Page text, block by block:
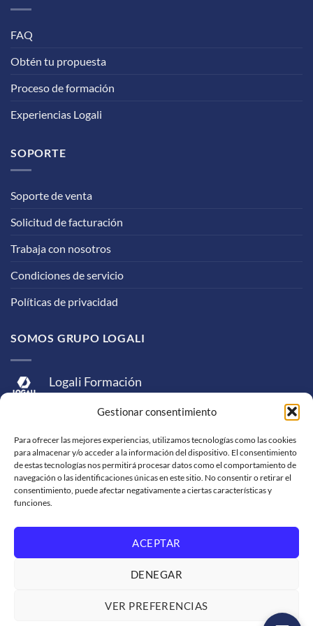
Gestionar consentimiento
Para ofrecer las mejores experiencias, utilizamos tecnologías como las cookies
para almacenar y/o acceder a la información del dispositivo. El consentimiento
de estas tecnologías nos permitirá procesar datos como el comportamiento de
navegación o las identificaciones únicas en este sitio. No consentir o retirar el
consentimiento, puede afectar negativamente a ciertas características y
funciones.
ACEPTAR
DENEGAR
VER PREFERENCIAS
FAQ
Obtén tu propuesta
Proceso de formación
Experiencias Logali
SOPORTE
Soporte de venta
Solicitud de facturación
Trabaja con nosotros
Condiciones de servicio
Políticas de privacidad
SOMOS GRUPO LOGALI
Logali Formación
Logali Consultoría
Logali Ingeniería
Express
Skrill
Western
SOPORTE DE VENTA
SOLICITUD DE FACTURACIÓN
CONDICIONES DE SERVICIO